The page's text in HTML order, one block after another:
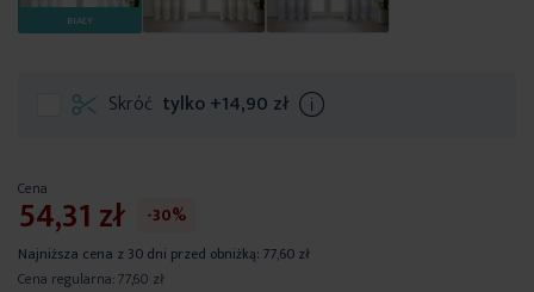
BIAŁY
Skróć tylko+14,90 zł
Info
Cena
54,31 zł -30%
Najniższa cena z 30 dni przed obniżką: 77,60 zł
Cena regularna:77,60 zł